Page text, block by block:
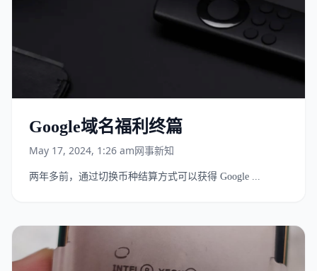
Google域名福利终篇
May 17, 2024, 1:26 am网事新知
两年多前，通过切换币种结算方式可以获得 Google ...